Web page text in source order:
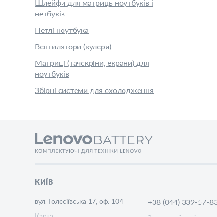
Шлейфи для матриць ноутбуків і
нетбуків
Петлі ноутбука
Вентилятори (кулери)
Матриці (тачскріни, екрани) для
ноутбуків
Збірні системи для охолодження
КИЇВ
вул. Голосіївська 17, оф. 104
+38 (044) 339-57-